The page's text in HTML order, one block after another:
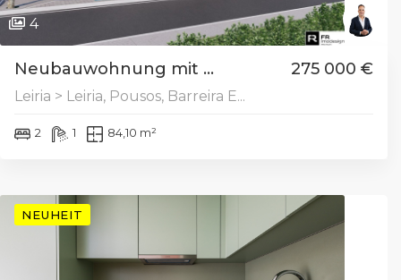
4
Neubauwohnung mit ... 275 000 €
Leiria > Leiria, Pousos, Barreira E...
2 1 84,10 m²
NEUHEIT